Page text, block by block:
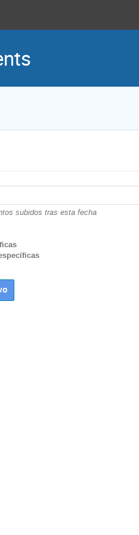
subidos tras esta fecha